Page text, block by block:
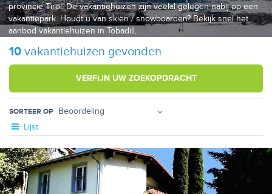
provincie Tirol. De vakantiehuizen zijn veelal gelegen nabij op een
vakantiepark. Houdt u van skiën / snowboarden? Bekijk snel het
aanbod vakantiehuizen in Tobadill.
10 vakantiehuizen gevonden
VERFIJN UW ZOEKOPDRACHT
SORTEER OP
Lijst